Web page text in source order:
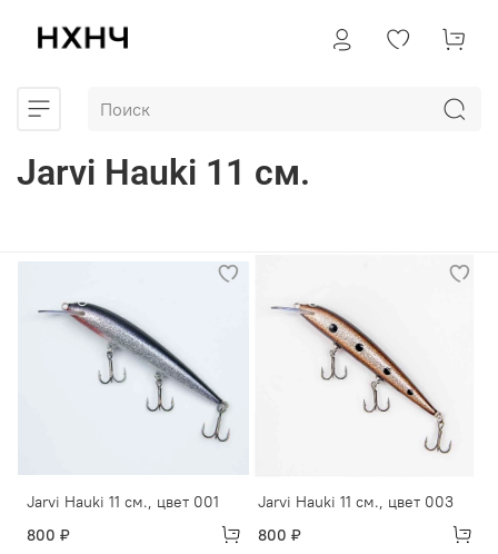
Jarvi Hauki 11 см.
Jarvi Hauki 11 см., цвет 001
800 ₽
Jarvi Hauki 11 см., цвет 003
800 ₽